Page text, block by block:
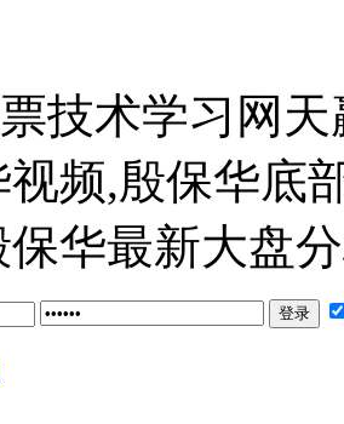
技术学习网
频,殷保华底
华最新大盘